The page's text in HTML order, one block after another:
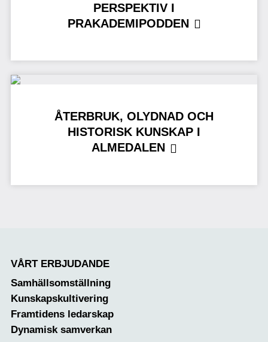
PERSPEKTIV I
PRAKADEMIPODDEN
ÅTERBRUK, OLYDNAD OCH
HISTORISK KUNSKAP I
ALMEDALEN
VÅRT ERBJUDANDE
Samhällsomställning
Kunskapskultivering
Framtidens ledarskap
Dynamisk samverkan